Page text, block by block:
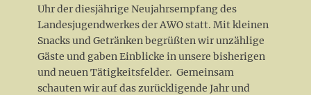
Uhr der diesjährige Neujahrsempfang des
Landesjugendwerkes der AWO statt. Mit kleinen
Snacks und Getränken begrüßten wir unzählige
Gäste und gaben Einblicke in unsere bisherigen
und neuen Tätigkeitsfelder. Gemeinsam
schauten wir auf das zurückligende Jahr und